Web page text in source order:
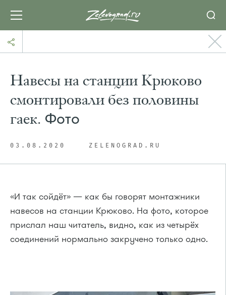
Навесы на станции Крюково
смонтировали без половины
гаек. Фото
03.08.2020 ZELENOGRAD.RU
«И так сойдёт» — как бы говорят монтажники
навесов на станции Крюково. На фото, которое
прислал наш читатель, видно, как из четырёх
соединений нормально закручено только одно.